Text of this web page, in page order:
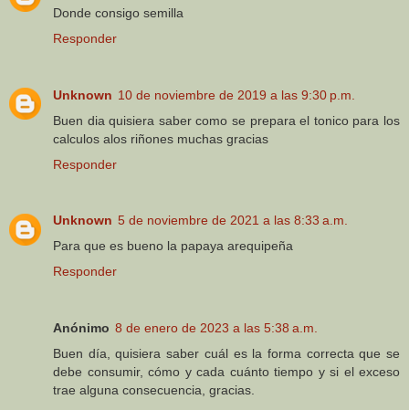
Donde consigo semilla
Responder
Unknown 10 de noviembre de 2019 a las 9:30 p.m.
Buen dia quisiera saber como se prepara el tonico para los
calculos alos riñones muchas gracias
Responder
Unknown 5 de noviembre de 2021 a las 8:33 a.m.
Para que es bueno la papaya arequipeña
Responder
Anónimo 8 de enero de 2023 a las 5:38 a.m.
Buen día, quisiera saber cuál es la forma correcta que se
debe consumir, cómo y cada cuánto tiempo y si el exceso
trae alguna consecuencia, gracias.